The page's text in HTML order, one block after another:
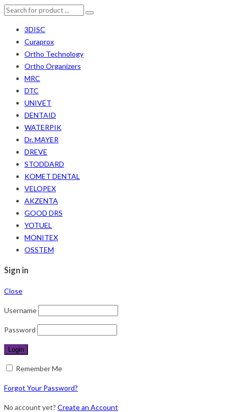
3DISC
Curaprox
Ortho Technology
Ortho Organizers
MRC
DTC
UNIVET
DENTAID
WATERPIK
Dr. MAYER
DREVE
STODDARD
KOMET DENTAL
VELOPEX
AKZENTA
GOOD DRS
YOTUEL
MONITEX
OSSTEM
Sign in
Close
Username
Password
Remember Me
Forgot Your Password?
No account yet? Create an Account